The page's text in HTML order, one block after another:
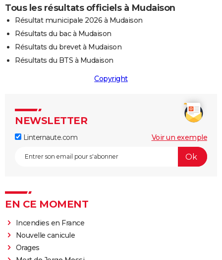
Tous les résultats officiels à Mudaison
Résultat municipale 2026 à Mudaison
Résultats du bac à Mudaison
Résultats du brevet à Mudaison
Résultats du BTS à Mudaison
Copyright
NEWSLETTER
Linternaute.com Voir un exemple
EN CE MOMENT
Incendies en France
Nouvelle canicule
Orages